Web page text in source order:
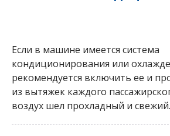
Если в машине имеется система
кондиционирования или
рекомендуется включить ее и
из вытяжек каждого
воздух шел прохладный и свежий.